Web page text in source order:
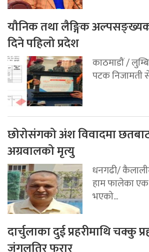
यौनिक तथा लैङ्गिक
दिने पहिलो प्रदेश
काठमाडौं /
पटक निजामती
छोरोसंगको अंश विवादमा
अग्रवालको मृत्यु
धनगढी/
हाम फालेका एक
भएको...
दार्चुलाका दुई प्रहरीमाथि चक्कु